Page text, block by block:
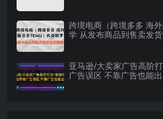
跨境电商（跨境多多 海
学 从发布商品到售卖发
亚马逊/大卖家广告高阶
广告误区 不靠广告也能